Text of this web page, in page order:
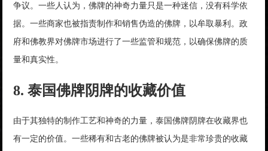
争议。一些人认为，佛牌的神奇力量只是一种迷信，没有科学依
据。一些商家也被指责制作和销售伪造的佛牌，以牟取暴利。政
府和佛教界对佛牌市场进行了一些监管和规范，以确保佛牌的质
量和真实性。
8. 泰国佛牌阴牌的收藏价值
由于其独特的制作工艺和神奇的力量，泰国佛牌阴牌在收藏界也
有一定的价值。一些稀有和古老的佛牌被认为是非常珍贵的收藏